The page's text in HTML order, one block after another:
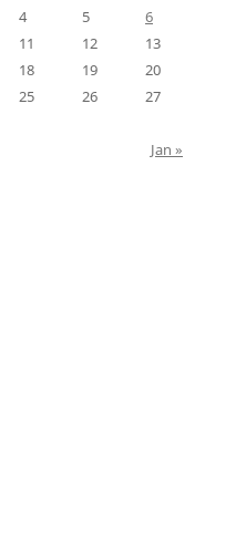
4 5
6
11 12
13
18 19
20
25 26
27
Jan »